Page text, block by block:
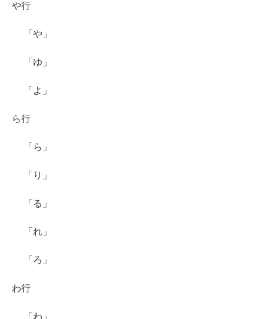
や行
「や」
「ゆ」
「よ」
ら行
「ら」
「り」
「る」
「れ」
「ろ」
わ行
「わ」